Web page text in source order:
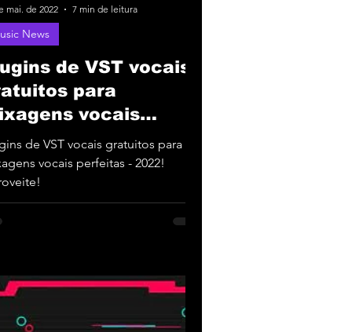
de VST vocais
para
vocais
- 2022!
de VST vocais gratuitos para
vocais perfeitas - 2022!
News
mai. de 2022 7 min de leitura